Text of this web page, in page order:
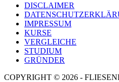
DISCLAIMER
IMPRESSUM
KURSE
VERGLEICHE
STUDIUM
GRÜNDER
COPYRIGHT © 2026 -